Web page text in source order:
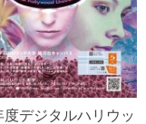
度デジタルハリウッ